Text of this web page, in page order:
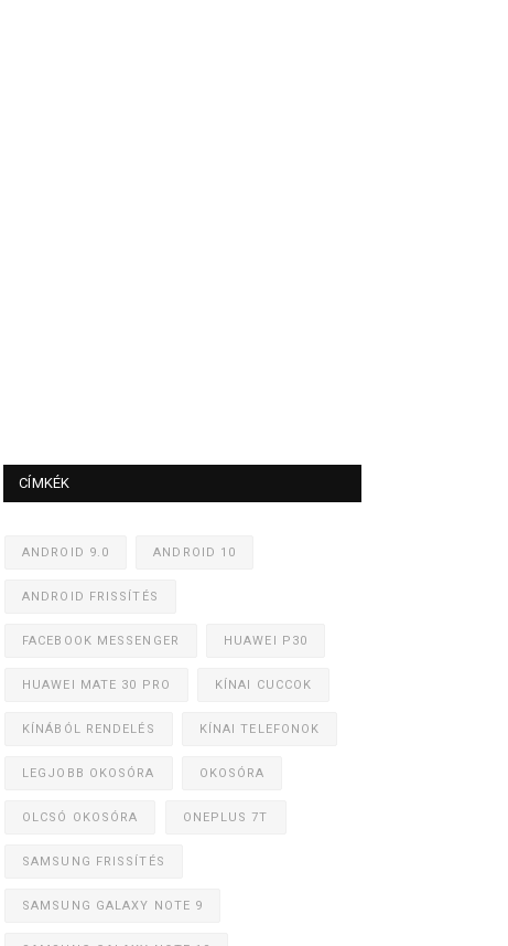
CÍMKÉK
ANDROID 9.0 ANDROID 10
ANDROID FRISSÍTÉS
FACEBOOK MESSENGER HUAWEI P30
HUAWEI MATE 30 PRO KÍNAI CUCCOK
KÍNÁBÓL RENDELÉS KÍNAI TELEFONOK
LEGJOBB OKOSÓRA OKOSÓRA
OLCSÓ OKOSÓRA ONEPLUS 7T
SAMSUNG FRISSÍTÉS
SAMSUNG GALAXY NOTE 9